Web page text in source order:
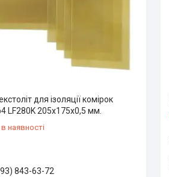
для ізоляції комірок
LF280K 205х175х0,5 мм.
наявності
843-63-72